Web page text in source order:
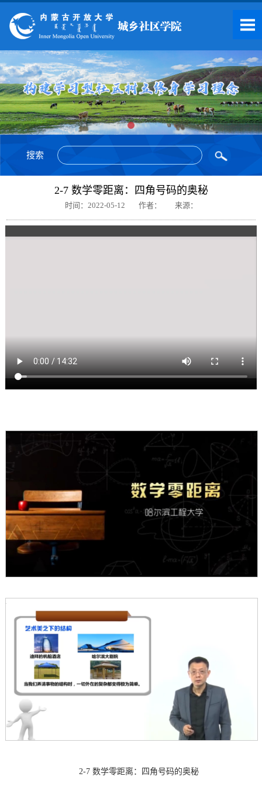
搜索
2-7 数学零距离：四角号码的奥秘
时间：2022-05-12 作者： 来源：
2-7 数学零距离：四角号码的奥秘